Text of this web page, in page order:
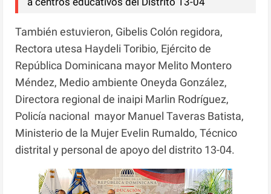
También estuvieron, Gibelis Colón regidora,
Rectora utesa Haydeli Toribio, Ejército de
República Dominicana mayor Melito Montero
Méndez, Medio ambiente Oneyda González,
Directora regional de inaipi Marlin Rodríguez,
Policía nacional mayor Manuel Taveras Batista,
Ministerio de la Mujer Evelin Rumaldo, Técnico
distrital y personal de apoyo del distrito 13-04.